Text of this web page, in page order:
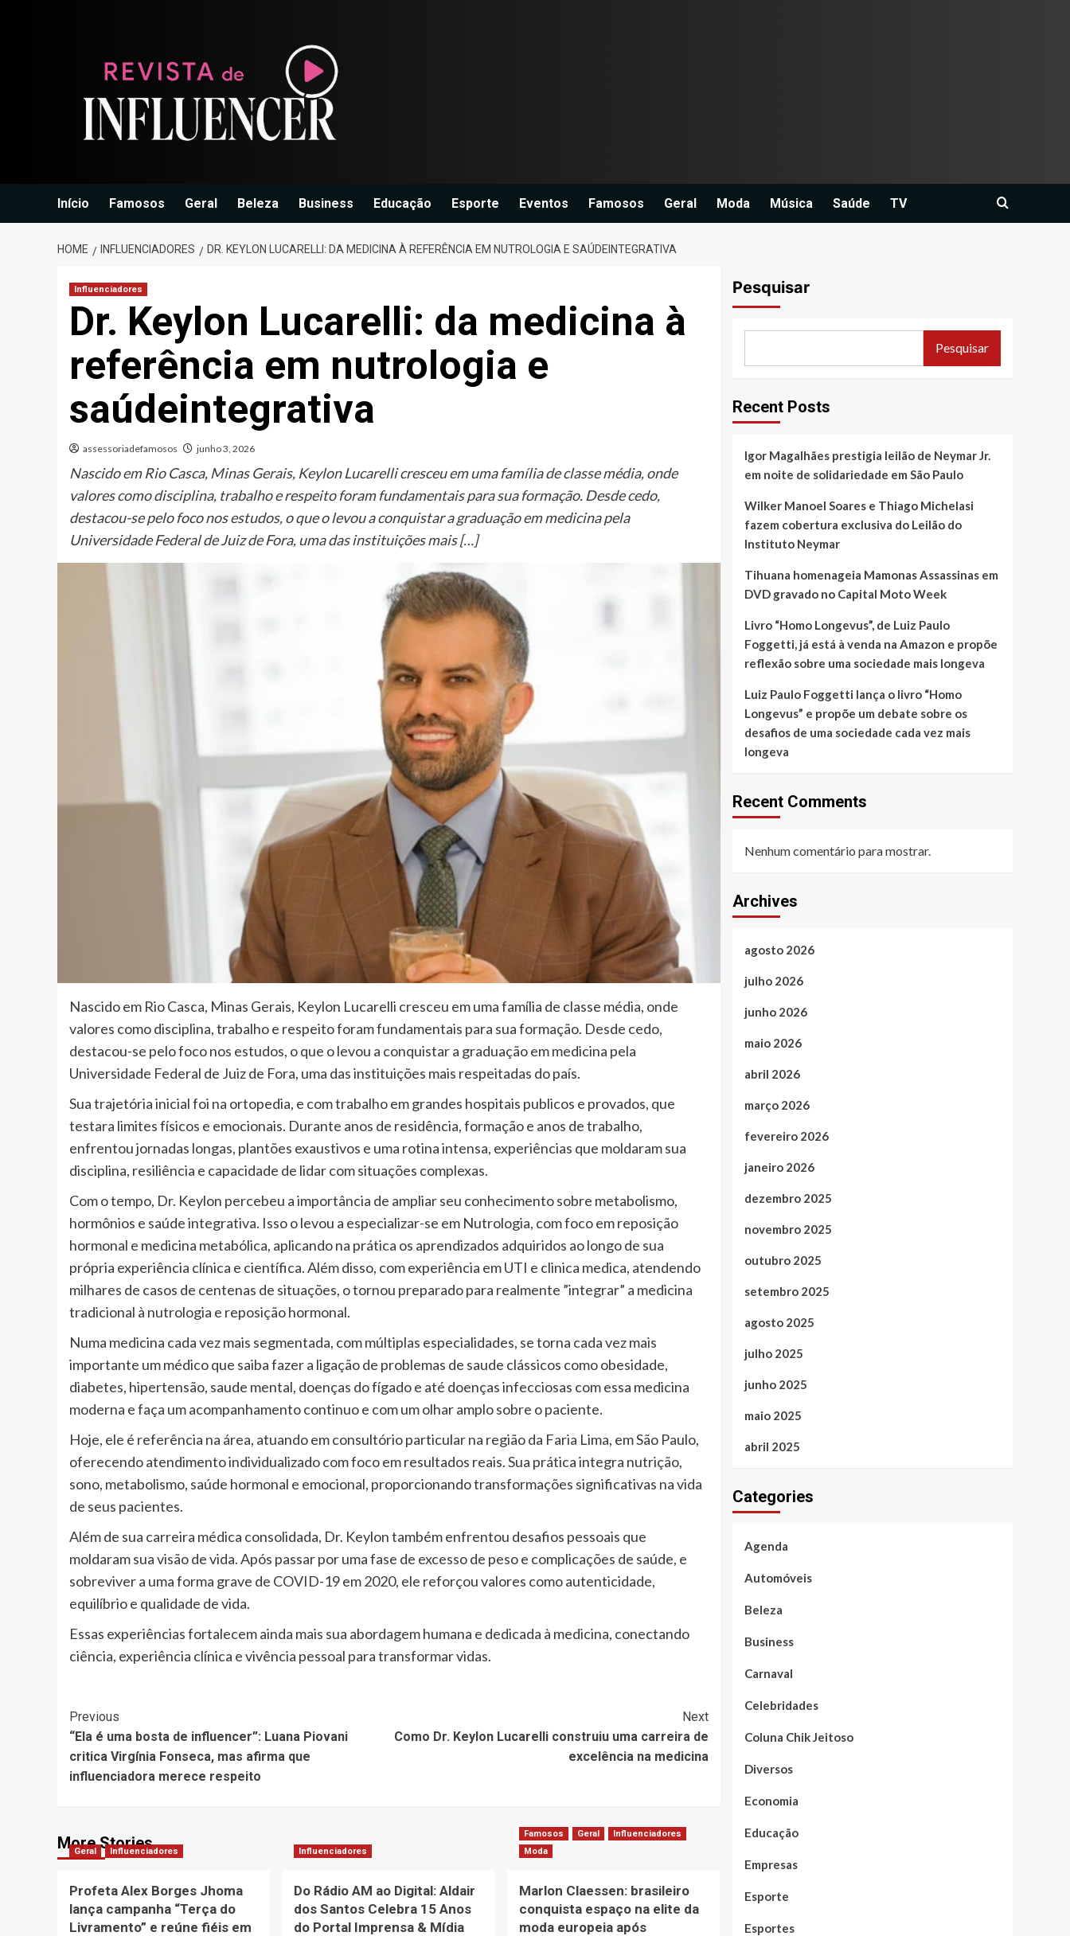
Início Famosos Geral Beleza Business Educação Esporte Eventos Famosos Geral Moda Música Saúde TV
HOME INFLUENCIADORES DR. KEYLON LUCARELLI: DA MEDICINA À REFERÊNCIA EM NUTROLOGIA E SAÚDEINTEGRATIVA
Influenciadores
Dr. Keylon Lucarelli: da medicina à
referência em nutrologia e
saúdeintegrativa
assessoriadefamosos junho 3, 2026
Nascido em Rio Casca, Minas Gerais, Keylon Lucarelli cresceu em uma família de classe média, onde
valores como disciplina, trabalho e respeito foram fundamentais para sua formação. Desde cedo,
destacou-se pelo foco nos estudos, o que o levou a conquistar a graduação em medicina pela
Universidade Federal de Juiz de Fora, uma das instituições mais […]
Nascido em Rio Casca, Minas Gerais, Keylon Lucarelli cresceu em uma família de classe média, onde
valores como disciplina, trabalho e respeito foram fundamentais para sua formação. Desde cedo,
destacou-se pelo foco nos estudos, o que o levou a conquistar a graduação em medicina pela
Universidade Federal de Juiz de Fora, uma das instituições mais respeitadas do país.
Sua trajetória inicial foi na ortopedia, e com trabalho em grandes hospitais publicos e provados, que
testara limites físicos e emocionais. Durante anos de residência, formação e anos de trabalho,
enfrentou jornadas longas, plantões exaustivos e uma rotina intensa, experiências que moldaram sua
disciplina, resiliência e capacidade de lidar com situações complexas.
Com o tempo, Dr. Keylon percebeu a importância de ampliar seu conhecimento sobre metabolismo,
hormônios e saúde integrativa. Isso o levou a especializar-se em Nutrologia, com foco em reposição
hormonal e medicina metabólica, aplicando na prática os aprendizados adquiridos ao longo de sua
própria experiência clínica e científica. Além disso, com experiência em UTI e clinica medica, atendendo
milhares de casos de centenas de situações, o tornou preparado para realmente ”integrar” a medicina
tradicional à nutrologia e reposição hormonal.
Numa medicina cada vez mais segmentada, com múltiplas especialidades, se torna cada vez mais
importante um médico que saiba fazer a ligação de problemas de saude clássicos como obesidade,
diabetes, hipertensão, saude mental, doenças do fígado e até doenças infecciosas com essa medicina
moderna e faça um acompanhamento continuo e com um olhar amplo sobre o paciente.
Hoje, ele é referência na área, atuando em consultório particular na região da Faria Lima, em São Paulo,
oferecendo atendimento individualizado com foco em resultados reais. Sua prática integra nutrição,
sono, metabolismo, saúde hormonal e emocional, proporcionando transformações significativas na vida
de seus pacientes.
Além de sua carreira médica consolidada, Dr. Keylon também enfrentou desafios pessoais que
moldaram sua visão de vida. Após passar por uma fase de excesso de peso e complicações de saúde, e
sobreviver a uma forma grave de COVID-19 em 2020, ele reforçou valores como autenticidade,
equilíbrio e qualidade de vida.
Essas experiências fortalecem ainda mais sua abordagem humana e dedicada à medicina, conectando
ciência, experiência clínica e vivência pessoal para transformar vidas.
Post
Navigation
Previous
“Ela é uma bosta de influencer”: Luana Piovani
critica Virgínia Fonseca, mas afirma que
influenciadora merece respeito
Next
Como Dr. Keylon Lucarelli construiu uma carreira de
excelência na medicina
More Stories
Geral Influenciadores
Profeta Alex Borges Jhoma
lança campanha “Terça do
Livramento” e reúne fiéis em
Influenciadores
Do Rádio AM ao Digital: Aldair
dos Santos Celebra 15 Anos
do Portal Imprensa & Mídia
Famosos Geral
Influenciadores
Moda
Marlon Claessen: brasileiro
conquista espaço na elite da
moda europeia após
Pesquisar
Pesquisar
Recent Posts
Igor Magalhães prestigia leilão de Neymar Jr.
em noite de solidariedade em São Paulo
Wilker Manoel Soares e Thiago Michelasi
fazem cobertura exclusiva do Leilão do
Instituto Neymar
Tihuana homenageia Mamonas Assassinas em
DVD gravado no Capital Moto Week
Livro “Homo Longevus”, de Luiz Paulo
Foggetti, já está à venda na Amazon e propõe
reflexão sobre uma sociedade mais longeva
Luiz Paulo Foggetti lança o livro “Homo
Longevus” e propõe um debate sobre os
desafios de uma sociedade cada vez mais
longeva
Recent Comments
Nenhum comentário para mostrar.
Archives
agosto 2026
julho 2026
junho 2026
maio 2026
abril 2026
março 2026
fevereiro 2026
janeiro 2026
dezembro 2025
novembro 2025
outubro 2025
setembro 2025
agosto 2025
julho 2025
junho 2025
maio 2025
abril 2025
Categories
Agenda
Automóveis
Beleza
Business
Carnaval
Celebridades
Coluna Chik Jeitoso
Diversos
Economia
Educação
Empresas
Esporte
Esportes